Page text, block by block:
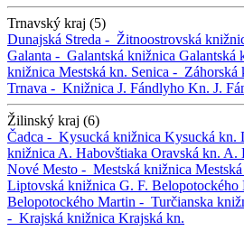
Trnavský kraj (5)
Dunajská Streda - Žitnoostrovská
Galanta - Galantská knižnica Galantská
knižnica Mestská kn. Senica - Záhorská
Trnava - Knižnica J. Fándlyho Kn. J.
Žilinský kraj (6)
Čadca - Kysucká knižnica Kysucká kn.
knižnica A. Habovštiaka Oravská kn. A.
Nové Mesto - Mestská knižnica
Liptovská knižnica G. F. Belopotockého
Belopotockého Martin - Turčianska
- Krajská knižnica Krajská kn.